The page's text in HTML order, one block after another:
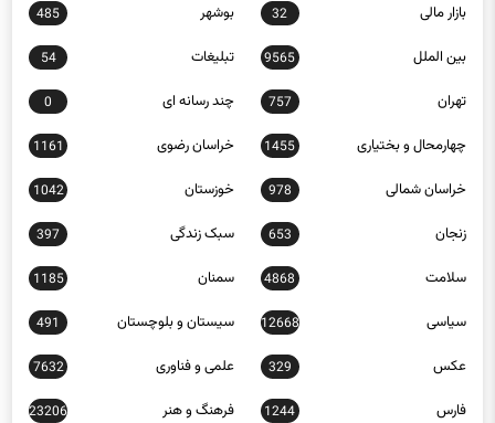
بازار مالی 32 بوشهر 485
بین الملل 9565 تبلیغات 54
تهران 757 چند رسانه ای 0
چهارمحال و بختیاری 1455 خراسان رضوی 1161
خراسان شمالی 978 خوزستان 1042
زنجان 653 سبک زندگی 397
سلامت 4868 سمنان 1185
سیاسی 12668 سیستان و بلوچستان 491
عکس 329 علمی و فناوری 7632
فارس 1244 فرهنگ و هنر 23206